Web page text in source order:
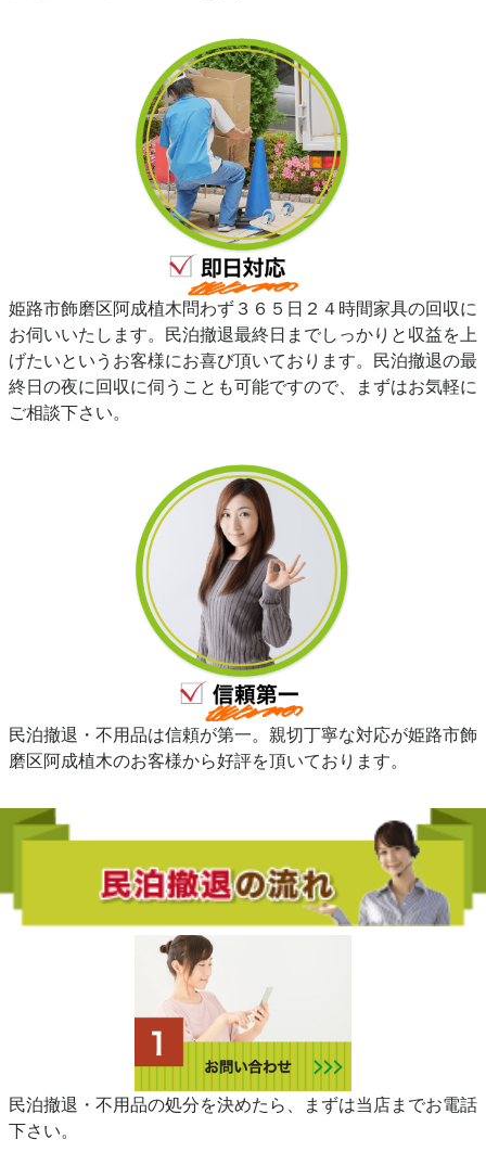
姫路市飾磨区阿成植木問わず３６５日２４時間家具の回収に
お伺いいたします。民泊撤退最終日までしっかりと収益を上
げたいというお客様にお喜び頂いております。民泊撤退の最
終日の夜に回収に伺うことも可能ですので、まずはお気軽に
ご相談下さい。
民泊撤退・不用品は信頼が第一。親切丁寧な対応が姫路市飾
磨区阿成植木のお客様から好評を頂いております。
民泊撤退・不用品の処分を決めたら、まずは当店までお電話
下さい。